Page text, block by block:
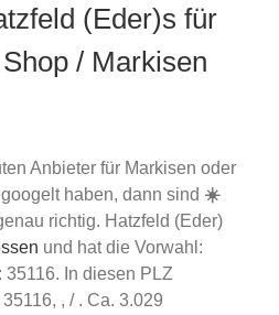
(Eder)s für
/ Markisen
Anbieter für Markisen oder
haben, dann sind ☀️
richtig. Hatzfeld (Eder)
und hat die Vorwahl:
In diesen PLZ
, / . Ca. 3.029